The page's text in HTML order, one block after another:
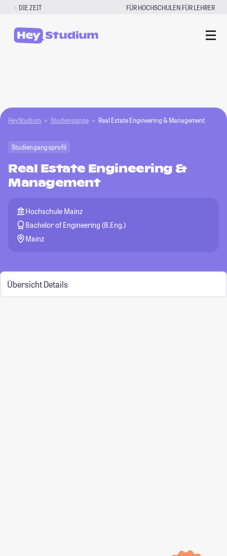
Zum
springen
DIE ZEIT FÜR HOCHSCHULEN|FÜR LEHRER
HeyStudium Studiengänge Real Estate Engineering & Management
Studiengangsprofil
Real Estate Engineering &
Management
Hochschule Mainz
Bachelor of Engineering (B.Eng.)
Mainz
Übersicht Details